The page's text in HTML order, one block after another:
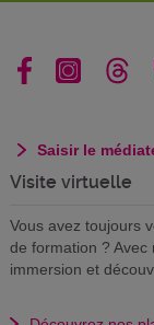
Saisir le
Visite virtuelle
Vous avez toujours
de formation ? Avec
immersion et